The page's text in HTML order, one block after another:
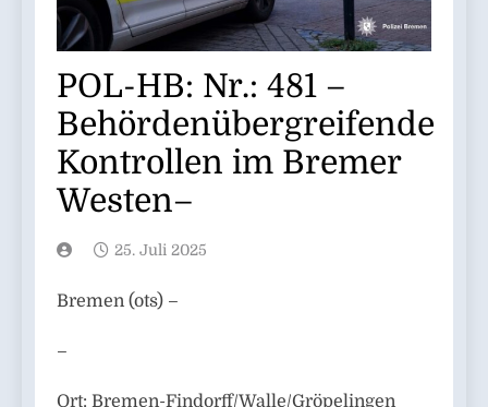
POL-HB: Nr.: 481 –
Behördenübergreifende
Kontrollen im Bremer
Westen–
25. Juli 2025
Bremen (ots) –
–
Ort: Bremen-Findorff/Walle/Gröpelingen